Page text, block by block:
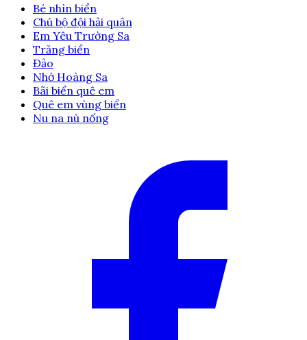
Bé nhìn biển
Chú bộ đội hải quân
Em Yêu Trường Sa
Trăng biển
Đảo
Nhớ Hoàng Sa
Bãi biển quê em
Quê em vùng biển
Nu na nù nống